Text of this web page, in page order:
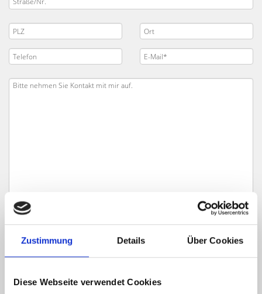
Zustimmung Details Über Cookies
Diese Webseite verwendet Cookies
Ich habe dieDatenschutzerklärungzur Kenntnis genommen. Ich stimme
zu, dass meine Angaben und Daten zur Beantwortung meiner Anfrage
Hinweis: Sie können Ihre Einwilligung jederzeit für die Zukunft per E-Mail